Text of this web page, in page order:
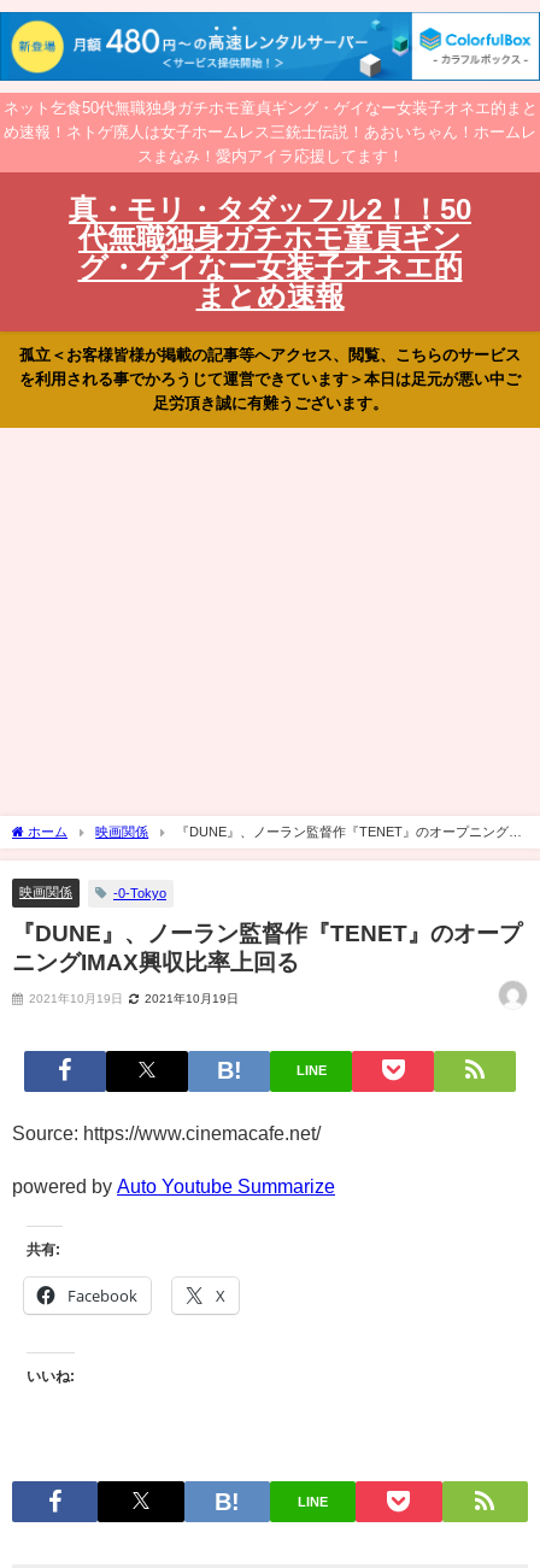
ネット乞食50代無職独身ガチホモ童貞ギング・ゲイなー女装子オネエ的まと
め速報！ネトゲ廃人は女子ホームレス三銃士伝説！あおいちゃん！ホームレ
スまなみ！愛内アイラ応援してます！
真・モリ・タダッフル2！！50
代無職独身ガチホモ童貞ギン
グ・ゲイなー女装子オネエ的
まとめ速報
孤立＜お客様皆様が掲載の記事等へアクセス、閲覧、こちらのサービス
を利用される事でかろうじて運営できています＞本日は足元が悪い中ご
足労頂き誠に有難うございます。
ホーム 映画関係
『DUNE』、ノーラン監督作『TENET』のオープニング
IMAX興収比率上回る
映画関係 -0-Tokyo
『DUNE』、ノーラン監督作『TENET』のオープ
ニングIMAX興収比率上回る
2021年10月19日 2021年10月19日
LINE
Source: https://www.cinemacafe.net/
powered by Auto Youtube Summarize
共有:
Facebook X
いいね:
LINE